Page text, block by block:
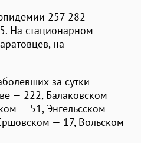
257 282
На стационарном
на
за сутки
— 222, Балаковском
— 51, Энгельсском —
— 17, Вольском